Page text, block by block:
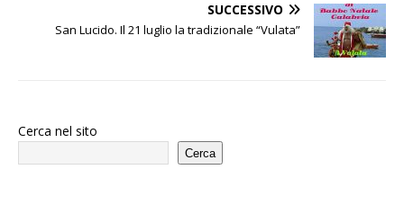
SUCCESSIVO
San Lucido. Il 21 luglio la tradizionale “Vulata”
Cerca nel sito
Cerca